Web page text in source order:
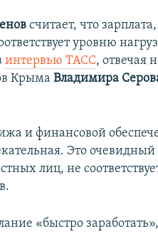
считает, что
уровню
интервью ТАСС, отвечая
КрымаВладимира
и финансовой
Это очевидный
лиц, не
«быстро